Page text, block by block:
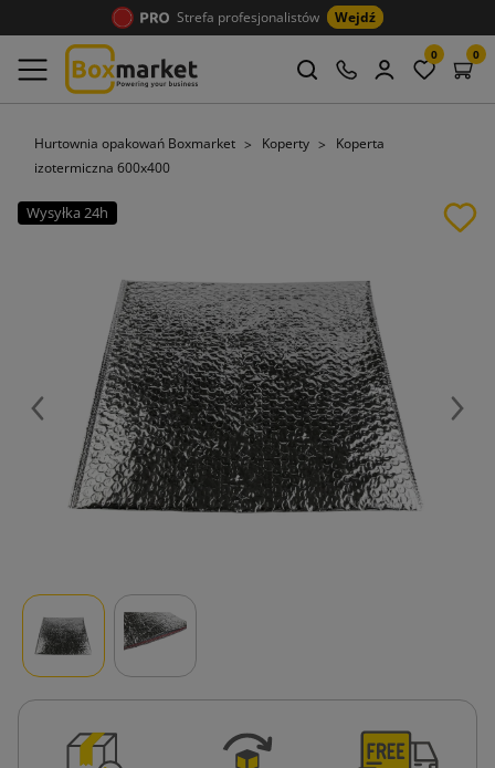
Strefa profesjonalistów Wejdź
0 0
Hurtownia opakowań Boxmarket Koperty
Koperta
izotermiczna 600x400
Wysyłka 24h
Poprzedni